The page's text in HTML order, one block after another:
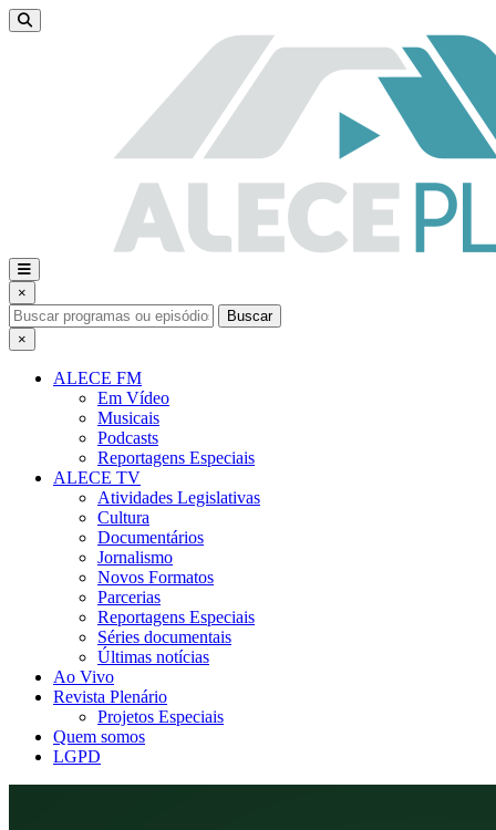
×
Buscar
×
ALECE FM
Em Vídeo
Musicais
Podcasts
Reportagens Especiais
ALECE TV
Atividades Legislativas
Cultura
Documentários
Jornalismo
Novos Formatos
Parcerias
Reportagens Especiais
Séries documentais
Últimas notícias
Ao Vivo
Revista Plenário
Projetos Especiais
Quem somos
LGPD